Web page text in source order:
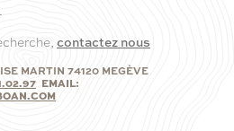
contactez nous
MARTIN 74120 MEGÈVE
EMAIL: